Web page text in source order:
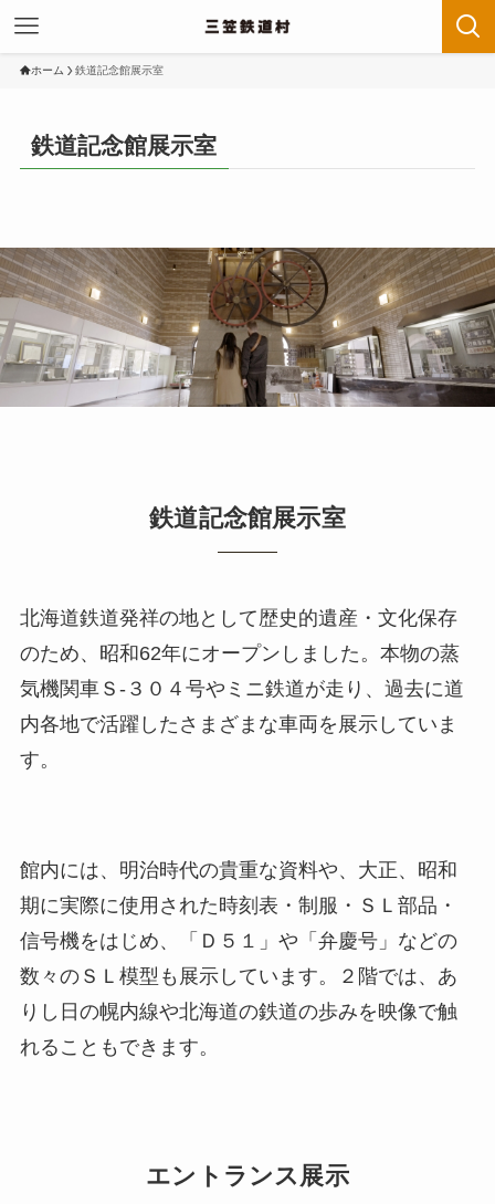
ホーム 鉄道記念館展示室
鉄道記念館展示室
鉄道記念館展示室
北海道鉄道発祥の地として歴史的遺産・文化保存
のため、昭和62年にオープンしました。本物の蒸
気機関車Ｓ-３０４号やミニ鉄道が走り、過去に道
内各地で活躍したさまざまな車両を展示していま
す。
館内には、明治時代の貴重な資料や、大正、昭和
期に実際に使用された時刻表・制服・ＳＬ部品・
信号機をはじめ、「Ｄ５１」や「弁慶号」などの
数々のＳＬ模型も展示しています。２階では、あ
りし日の幌内線や北海道の鉄道の歩みを映像で触
れることもできます。
エントランス展示